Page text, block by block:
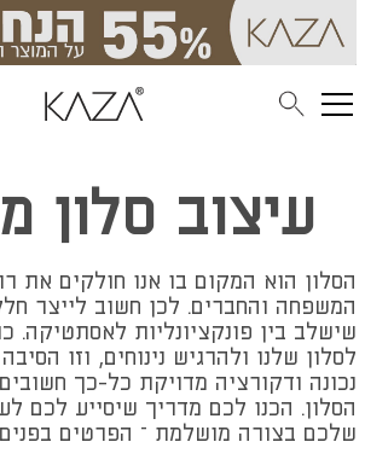
עיצוב סלון
הסלון הוא המקום בו אנו חולקים את
המשפחה והחברים. לכן חשוב לייצר
שישלב בין פונקציונליות לאסתטיקה.
לסלון שלנו ולהרגיש נינוחים, וזו
נכונה ודקורציה מדויקת כל-כך
הסלון. הכנו לכם מדריך שיסייע לכם
שלכם בצורה מושלמת – הפרטים